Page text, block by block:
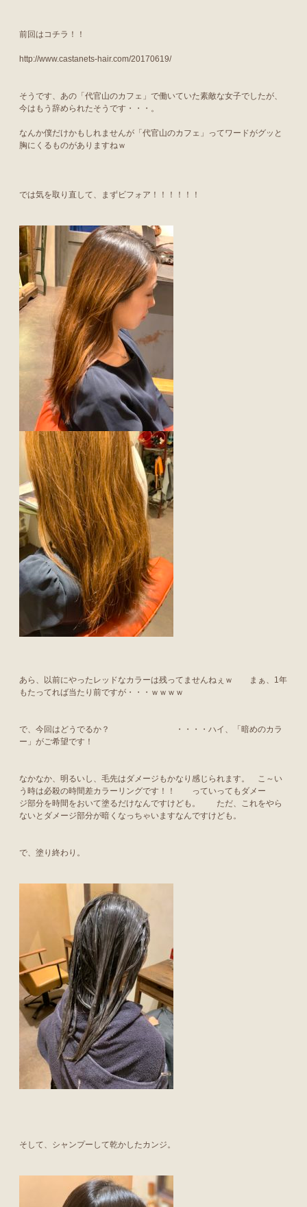
前回はコチラ！！
http://www.castanets-hair.com/20170619/
そうです、あの「代官山のカフェ」で働いていた素敵な女子でしたが、
今はもう辞められたそうです・・・。
なんか僕だけかもしれませんが「代官山のカフェ」ってワードがグッと
胸にくるものがありますねｗ
では気を取り直して、まずビフォア！！！！！！
あら、以前にやったレッドなカラーは残ってませんねぇｗ まぁ、1年
もたってれば当たり前ですが・・・ｗｗｗｗ
で、今回はどうでるか？ ・・・・ハイ、「暗めのカラ
ー」がご希望です！
なかなか、明るいし、毛先はダメージもかなり感じられます。 こ～い
う時は必殺の時間差カラーリングです！！ っていってもダメー
ジ部分を時間をおいて塗るだけなんですけども。 ただ、これをやら
ないとダメージ部分が暗くなっちゃいますなんですけども。
で、塗り終わり。
そして、シャンプーして乾かしたカンジ。